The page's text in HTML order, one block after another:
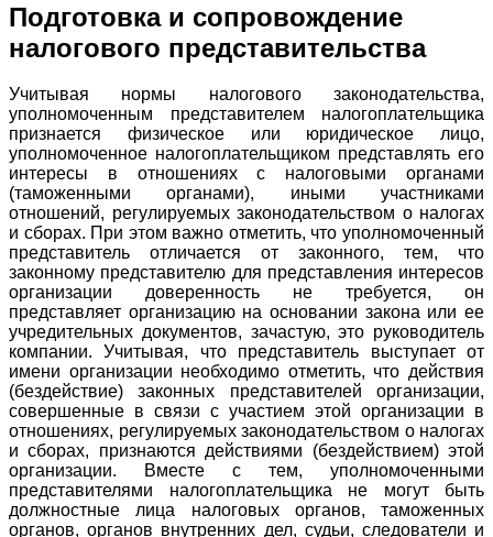
Подготовка и сопровождение
налогового представительства
Учитывая нормы налогового законодательства,
уполномоченным представителем налогоплательщика
признается физическое или юридическое лицо,
уполномоченное налогоплательщиком представлять его
интересы в отношениях с налоговыми органами
(таможенными органами), иными участниками
отношений, регулируемых законодательством о налогах
и сборах. При этом важно отметить, что уполномоченный
представитель отличается от законного, тем, что
законному представителю для представления интересов
организации доверенность не требуется, он
представляет организацию на основании закона или ее
учредительных документов, зачастую, это руководитель
компании. Учитывая, что представитель выступает от
имени организации необходимо отметить, что действия
(бездействие) законных представителей организации,
совершенные в связи с участием этой организации в
отношениях, регулируемых законодательством о налогах
и сборах, признаются действиями (бездействием) этой
организации. Вместе с тем, уполномоченными
представителями налогоплательщика не могут быть
должностные лица налоговых органов, таможенных
органов, органов внутренних дел, судьи, следователи и